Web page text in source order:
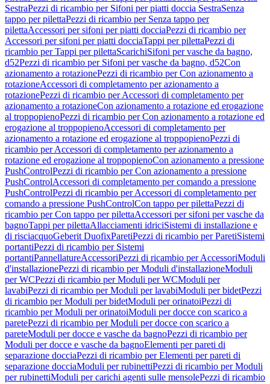
SestraPezzi di ricambio per Sifoni per piatti doccia SestraSenza
tappo per pilettaPezzi di ricambio per Senza tappo per
pilettaAccessori per sifoni per piatti docciaPezzi di ricambio per
Accessori per sifoni per piatti docciaTappi per pilettaPezzi di
ricambio per Tappi per pilettaScarichiSifoni per vasche da bagno,
d52Pezzi di ricambio per Sifoni per vasche da bagno, d52Con
azionamento a rotazionePezzi di ricambio per Con azionamento a
rotazioneAccessori di completamento per azionamento a
rotazionePezzi di ricambio per Accessori di completamento per
azionamento a rotazioneCon azionamento a rotazione ed erogazione
al troppopienoPezzi di ricambio per Con azionamento a rotazione ed
erogazione al troppopienoAccessori di completamento per
azionamento a rotazione ed erogazione al troppopienoPezzi di
ricambio per Accessori di completamento per azionamento a
rotazione ed erogazione al troppopienoCon azionamento a pressione
PushControlPezzi di ricambio per Con azionamento a pressione
PushControlAccessori di completamento per comando a pressione
PushControlPezzi di ricambio per Accessori di completamento per
comando a pressione PushControlCon tappo per pilettaPezzi di
ricambio per Con tappo per pilettaAccessori per sifoni per vasche da
bagnoTappi per pilettaAllacciamenti idriciSistemi di installazione e
di risciacquoGeberit DuofixParetiPezzi di ricambio per ParetiSistemi
portantiPezzi di ricambio per Sistemi
portantiPannellatureAccessoriPezzi di ricambio per AccessoriModuli
d'installazionePezzi di ricambio per Moduli d'installazioneModuli
per WCPezzi di ricambio per Moduli per WCModuli per
lavabiPezzi di ricambio per Moduli per lavabiModuli per bidetPezzi
di ricambio per Moduli per bidetModuli per orinatoiPezzi di
ricambio per Moduli per orinatoiModuli per docce con scarico a
paretePezzi di ricambio per Moduli per docce con scarico a
pareteModuli per docce e vasche da bagnoPezzi di ricambio per
Moduli per docce e vasche da bagnoElementi per pareti di
separazione docciaPezzi di ricambio per Elementi per pareti di
separazione docciaModuli per rubinettiPezzi di ricambio per Moduli
per rubinettiModuli per carichi agenti sulle mensolePezzi di ricambio